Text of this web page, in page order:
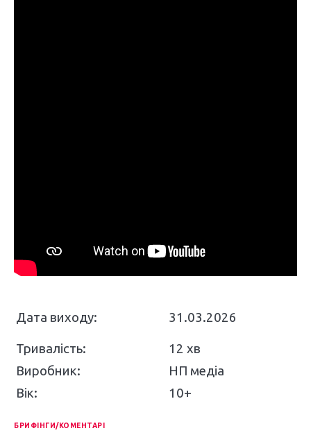
Дата виходу: 31.03.2026
Тривалість:
12 хв
Виробник:
НП медіа
Вік:
10+
БРИФІНГИ/КОМЕНТАРІ